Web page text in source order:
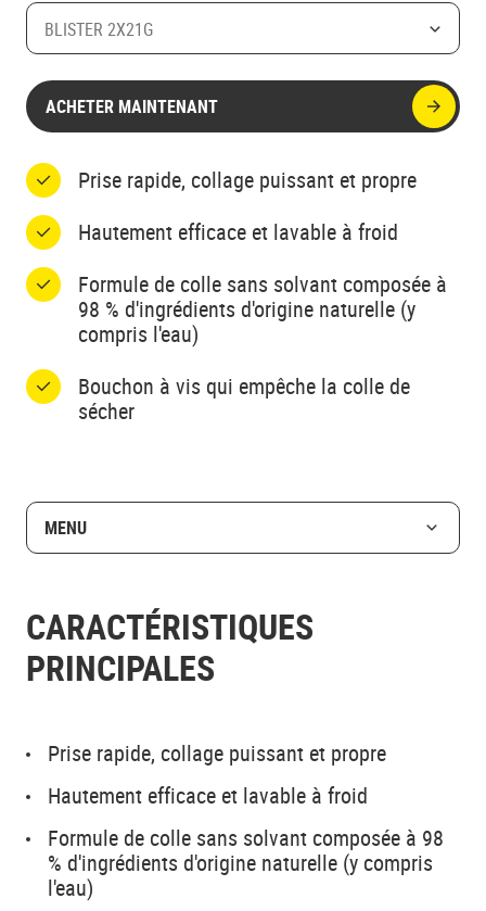
BLISTER 2X21G
ACHETER MAINTENANT
Prise rapide, collage puissant et propre
Hautement efficace et lavable à froid
Formule de colle sans solvant composée à
98 % d'ingrédients d'origine naturelle (y
compris l'eau)
Bouchon à vis qui empêche la colle de
sécher
MENU
CARACTÉRISTIQUES
PRINCIPALES
Prise rapide, collage puissant et propre
Hautement efficace et lavable à froid
Formule de colle sans solvant composée à 98
% d'ingrédients d'origine naturelle (y compris
l'eau)